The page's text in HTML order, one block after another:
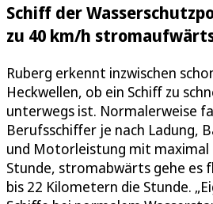
Schiff der
zu 40 km/h
Ruberg erkennt inzwischen
Heckwellen, ob ein Schiff zu
unterwegs ist. Normalerweise
Berufsschiffer je nach Ladung,
und Motorleistung mit maximal
Stunde, stromabwärts gehe
bis 22 Kilometern die Stunde.